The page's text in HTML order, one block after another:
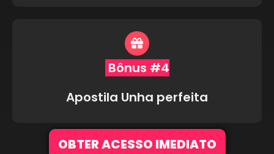
Bônus #4
Apostila Unha perfeita
OBTER ACESSO IMEDIATO